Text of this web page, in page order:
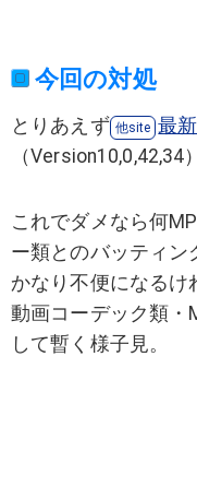
今回の対処
とりあえず
最
（Version10,0,42,34
これでダメなら何
ー類とのバッティン
かなり不便になるけ
動画コーデック類・
して暫く様子見。